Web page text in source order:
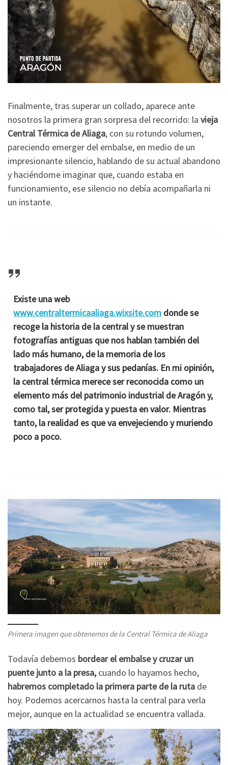
Finalmente, tras superar un collado, aparece ante
nosotros la primera gran sorpresa del recorrido: la vieja
Central Térmica de Aliaga, con su rotundo volumen,
pareciendo emerger del embalse, en medio de un
impresionante silencio, hablando de su actual abandono
y haciéndome imaginar que, cuando estaba en
funcionamiento, ese silencio no debía acompañarla ni
un instante.
Existe una web
www.centraltermicaaliaga.wixsite.com donde se
recoge la historia de la central y se muestran
fotografías antiguas que nos hablan también del
lado más humano, de la memoria de los
trabajadores de Aliaga y sus pedanías. En mi opinión,
la central térmica merece ser reconocida como un
elemento más del patrimonio industrial de Aragón y,
como tal, ser protegida y puesta en valor. Mientras
tanto, la realidad es que va envejeciendo y muriendo
poco a poco.
Primera imagen que obtenemos de la Central Térmica de Aliaga
Todavía debemos bordear el embalse y cruzar un
puente junto a la presa,cuando lo hayamos hecho,
habremos completado la primera parte de la ruta de
hoy. Podemos acercarnos hasta la central para verla
mejor, aunque en la actualidad se encuentra vallada.